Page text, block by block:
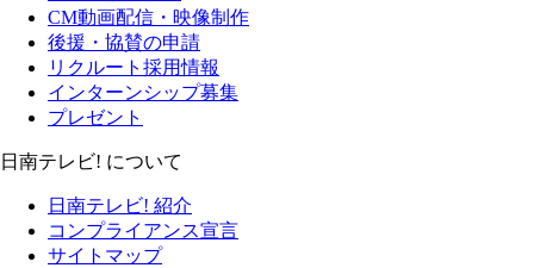
CM動画配信・映像制作
後援・協賛の申請
リクルート採用情報
インターンシップ募集
プレゼント
日南テレビ! について
日南テレビ! 紹介
コンプライアンス宣言
サイトマップ